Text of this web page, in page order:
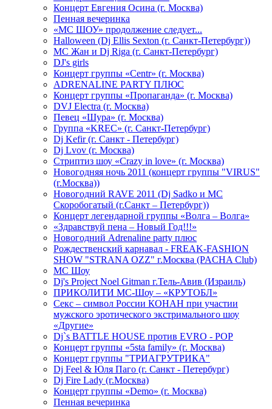
Концерт Евгения Осина (г. Москва)
Пенная вечеринка
«МС ШОУ» продолжение следует...
Halloween (Dj Ellis Sexton (г. Санкт-Петербург))
МС Жан и Dj Riga (г. Санкт-Петербург)
DJ's girls
Концерт группы «Centr» (г. Москва)
ADRENALINE PARTY ПЛЮС
Концерт группы «Пропаганда» (г. Москва)
DVJ Electra (г. Москва)
Певец «Шура» (г. Москва)
Группа «KREC» (г. Санкт-Петербург)
Dj Kefir (г. Санкт - Петербург)
Dj Lvov (г. Москва)
Стриптиз шоу «Crazy in love» (г. Москва)
Новогодняя ночь 2011 (концерт группы "VIRUS"
(г.Москва))
Новогодний RAVE 2011 (Dj Sadko и MC
Скоробогатый (г.Санкт – Петербург))
Концерт легендарной группы «Волга – Волга»
«Здравствуй пена – Новый Год!!!»
Новогодний Adrenaline party плюс
Рождественский карнавал - FREAK-FASHION
SHOW "STRANA OZZ" г.Москва (PACHA Club)
MC Шоу
Dj's Project Noel Gitman г.Тель-Авив (Израиль)
ПРИКОЛИТИ МС-Шоу – «КРУТОБЛ»
Секс – символ России КОНАН при участии
мужского эротического экстримального шоу
«Другие»
Dj`s BATTLE HOUSE против EVRO - POP
Концерт группы «5sta family» (г. Москва)
Концерт группы "ТРИАГРУТРИКА"
Dj Feel & Юля Паго (г. Санкт - Петербург)
Dj Fire Lady (г.Москва)
Концерт группы «Demo» (г. Москва)
Пенная вечеринка